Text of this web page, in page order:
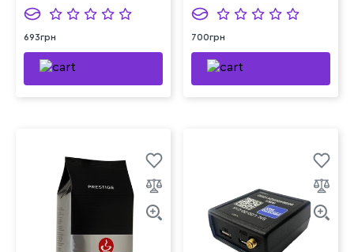
693грн 700грн